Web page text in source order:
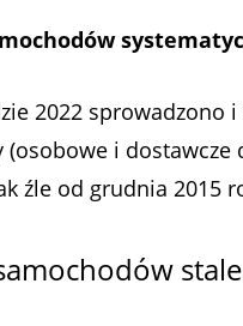
2022 sprowadzono
(osobowe i
źle od grudnia 2015